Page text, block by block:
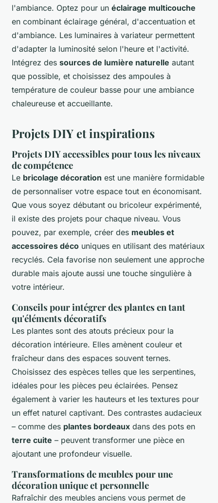
l'ambiance. Optez pour un éclairage multicouche
en combinant éclairage général, d'accentuation et
d'ambiance. Les luminaires à variateur permettent
d'adapter la luminosité selon l'heure et l'activité.
Intégrez des sources de lumière naturelle autant
que possible, et choisissez des ampoules à
température de couleur basse pour une ambiance
chaleureuse et accueillante.
Projets DIY et inspirations
Projets DIY accessibles pour tous les niveaux
de compétence
Le bricolage décoration est une manière formidable
de personnaliser votre espace tout en économisant.
Que vous soyez débutant ou bricoleur expérimenté,
il existe des projets pour chaque niveau. Vous
pouvez, par exemple, créer des meubles et
accessoires déco uniques en utilisant des matériaux
recyclés. Cela favorise non seulement une approche
durable mais ajoute aussi une touche singulière à
votre intérieur.
Conseils pour intégrer des plantes en tant
qu'éléments décoratifs
Les plantes sont des atouts précieux pour la
décoration intérieure. Elles amènent couleur et
fraîcheur dans des espaces souvent ternes.
Choisissez des espèces telles que les serpentines,
idéales pour les pièces peu éclairées. Pensez
également à varier les hauteurs et les textures pour
un effet naturel captivant. Des contrastes audacieux
– comme des plantes bordeaux dans des pots en
terre cuite – peuvent transformer une pièce en
ajoutant une profondeur visuelle.
Transformations de meubles pour une
décoration unique et personnelle
Rafraîchir des meubles anciens vous permet de